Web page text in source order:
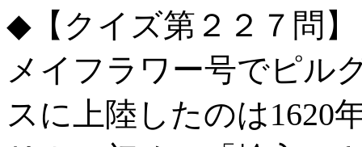
◆【クイズ第２２７問】
メイフラワー号でピル
スに上陸したのは1620